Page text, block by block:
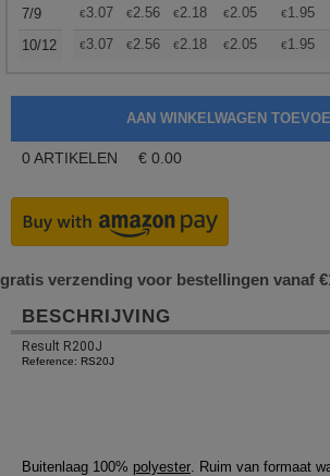
7/9
€3.07 €2.56 €2.18 €2.05 €1.95
10/12
€3.07 €2.56 €2.18 €2.05 €1.95
0 ARTIKELEN € 0.00
gratis verzending voor bestellingen vanaf
BESCHRIJVING
Result R200J
Reference: RS20J
Buitenlaag 100% polyester. Ruim van formaat